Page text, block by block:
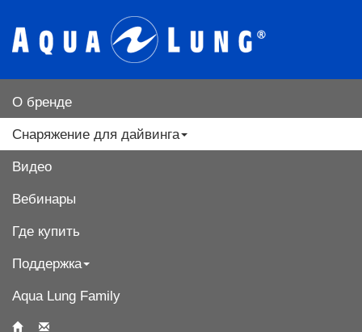
О бренде
Снаряжение для дайвинга
Видео
Вебинары
Где купить
Поддержка
Aqua Lung Family